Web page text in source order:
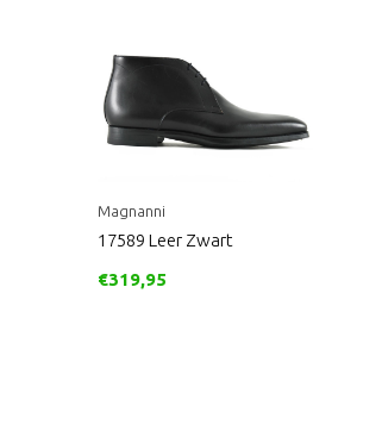
Magnanni
17589 Leer Zwart
€319,95